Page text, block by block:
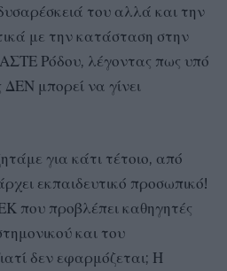
του αλλά και την
με την κατάσταση στην
ΑΣΤΕ Ρόδου, λέγοντας πως υπό
μπορεί να γίνει
για κάτι τέτοιο, από
εκπαιδευτικό προσωπικό!
που προβλέπει καθηγητές
και του
δεν εφαρμόζεται; Η